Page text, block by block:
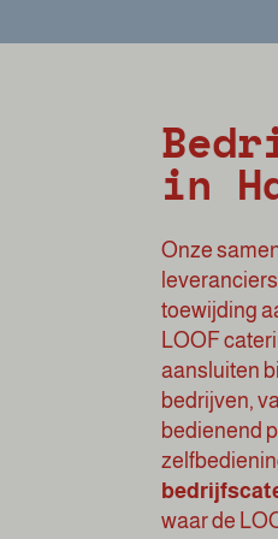
in
Onze
toewijding
LOOF
aansluiten
bedrijven,
bedienend
waar de